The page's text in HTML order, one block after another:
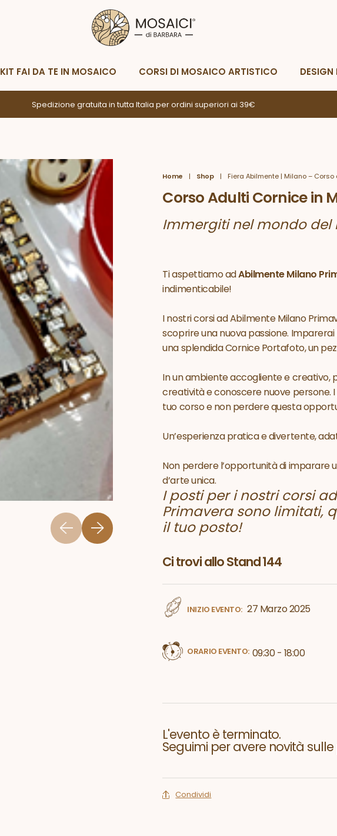
Metodi di spedizione
Whatsapp
KIT FAI DA TE IN MOSAICO CORSI DI MOSAICO ARTISTICO DESIGN
Spedizione gratuita in tutta Italia per ordini superiori ai 39€
Home | Shop | Fiera Abilmente | Milano –
Corso Adulti Cornice in
Immergiti nel mondo del
Ti aspettiamo adAbilmente Milano
indimenticabile!
I nostri corsi ad Abilmente Milano
scoprire una nuova passione.
una splendida Cornice Portafoto, un
In un ambiente accogliente e creativo,
creatività e conoscere nuove persone.
tuo corso e non perdere questa
Un’esperienza pratica e divertente,
Non perdere l’opportunità di imparare
d’arte unica.
I posti per i nostri corsi
Primavera sono limitati,
il tuo posto!
Ci trovi allo Stand 144
INIZIO EVENTO: 27 Marzo 2025
ORARIO EVENTO: 09:30 - 18:00
L'evento è terminato.
Seguimi per avere novità sulle
Condividi